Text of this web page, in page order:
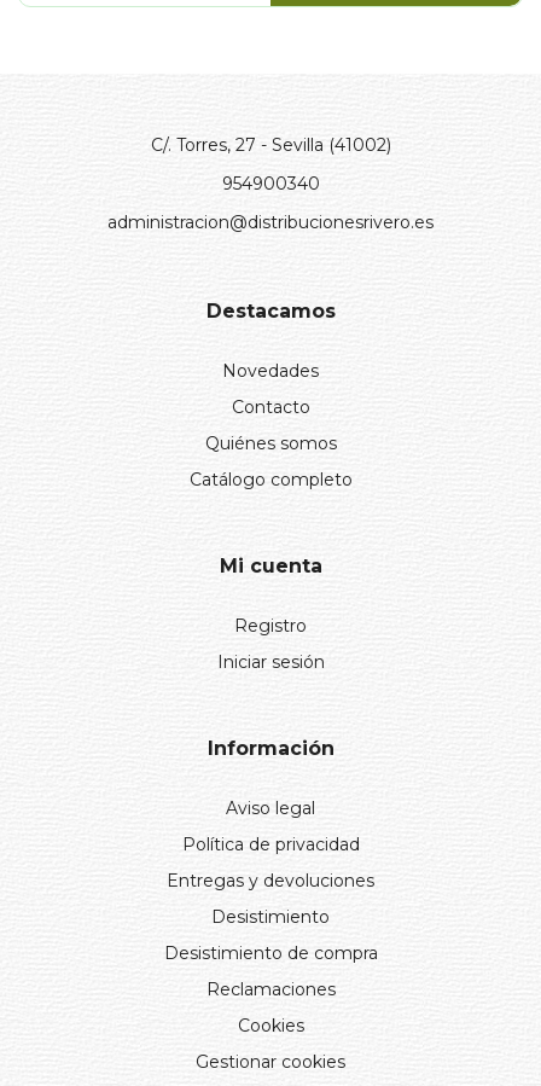
C/. Torres, 27 - Sevilla (41002)
954900340
administracion@distribucionesrivero.es
Destacamos
Novedades
Contacto
Quiénes somos
Catálogo completo
Mi cuenta
Registro
Iniciar sesión
Información
Aviso legal
Política de privacidad
Entregas y devoluciones
Desistimiento
Desistimiento de compra
Reclamaciones
Cookies
Gestionar cookies